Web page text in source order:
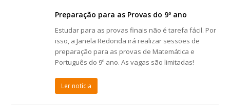
Preparação para as Provas do 9º ano
Estudar para as provas finais não é tarefa fácil. Por
isso, a Janela Redonda irá realizar sessões de
preparação para as provas de Matemática e
Português do 9º ano. As vagas são limitadas!
Ler notícia